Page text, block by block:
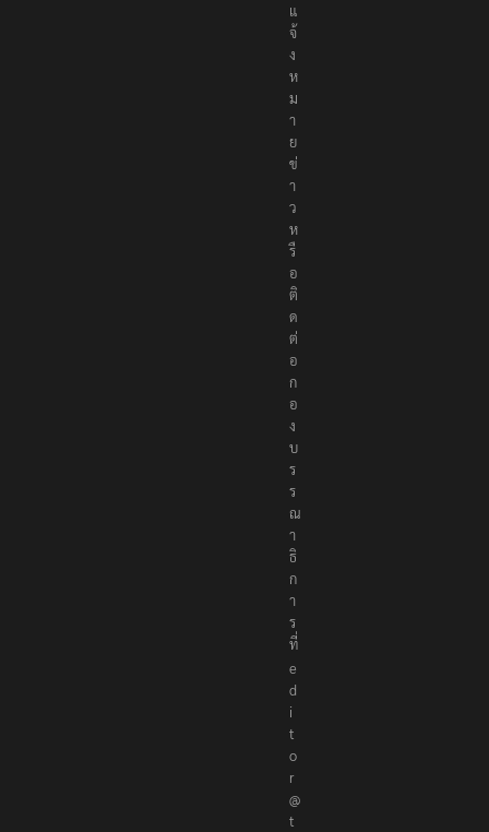
จ้
ง
ห
ม
า
ย
ข่
า
ว
ห
รื
อ
ติ
ด
ต่
อ
ก
อ
ง
บ
ร
ร
ณ
า
ธิ
ก
า
ร
ที่
e
d
i
t
o
r
@
t
h